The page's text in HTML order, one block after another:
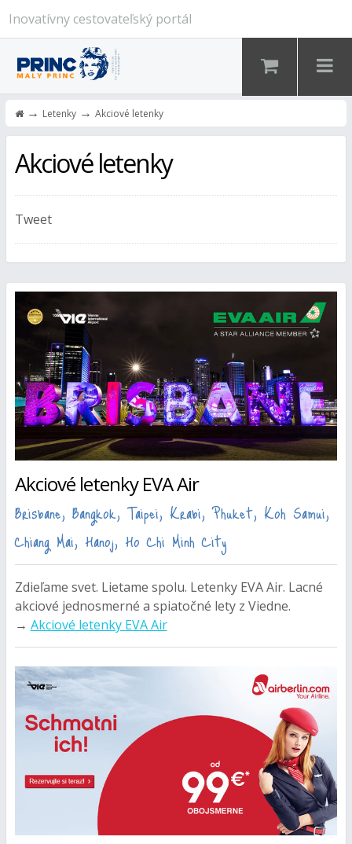
Inovatívny cestovateľský portál
→ Letenky→ Akciové letenky
Akciové letenky
Tweet
Akciové letenky EVA Air
Brisbane, Bangkok, Taipei, Krabi, Phuket, Koh Samui,
Chiang Mai, Hanoj, Ho Chi Minh City
Zdieľame svet. Lietame spolu. Letenky EVA Air. Lacné
akciové jednosmerné a spiatočné lety z Viedne.
→ Akciové letenky EVA Air